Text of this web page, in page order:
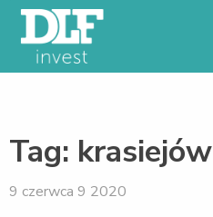
Tag: krasiejów
9 czerwca 9 2020